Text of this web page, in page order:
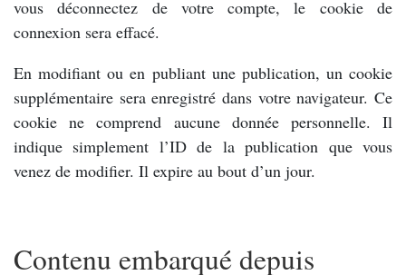
vous déconnectez de votre compte, le cookie de
connexion sera effacé.
En modifiant ou en publiant une publication, un cookie
supplémentaire sera enregistré dans votre navigateur. Ce
cookie ne comprend aucune donnée personnelle. Il
indique simplement l’ID de la publication que vous
venez de modifier. Il expire au bout d’un jour.
Contenu embarqué depuis